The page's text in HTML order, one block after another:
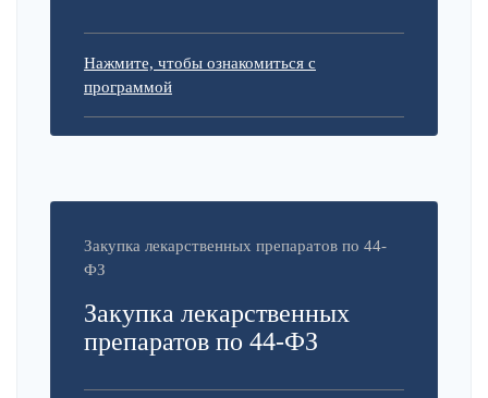
Нажмите, чтобы ознакомиться с
программой
Закупка лекарственных препаратов по 44-
ФЗ
Закупка лекарственных
препаратов по 44-ФЗ